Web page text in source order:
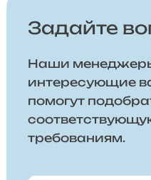
Задайте
Наши менеджеры
интересующие
помогут
требованиям.